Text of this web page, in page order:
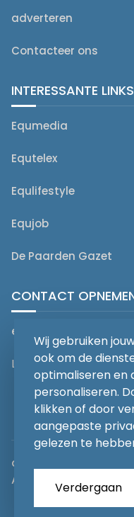
adverteren
Contacteer ons
INTERESSANTE LINKS
Equmedia
Equtelex
Equlifestyle
Equjob
De Paarden Gazet
CONTACT
Langendamdreef 22
Copyrights 2026
Algemene
Wij gebruiken
ook om de
optimaliseren en
personaliseren.
klikken of door
aangepaste
gelezen te
Verdergaan